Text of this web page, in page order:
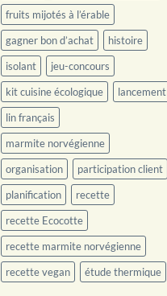
fruits mijotés à l’érable
gagner bon d’achat
histoire
isolant
jeu-concours
kit cuisine écologique
lancement
lin français
marmite norvégienne
organisation
participation client
planification
recette
recette Ecocotte
recette marmite norvégienne
recette vegan
étude thermique